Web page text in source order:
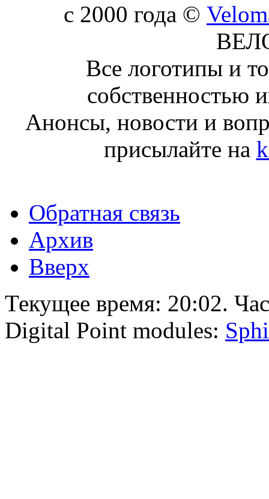
c 2000 года ©
Все логотипы и
собственностью
Анонсы, новости и
присылайте на
Обратная связь
Архив
Вверх
Текущее время: 20:02.
Digital Point modules: